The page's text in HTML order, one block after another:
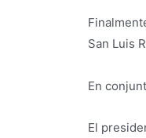
San Luis
En
El